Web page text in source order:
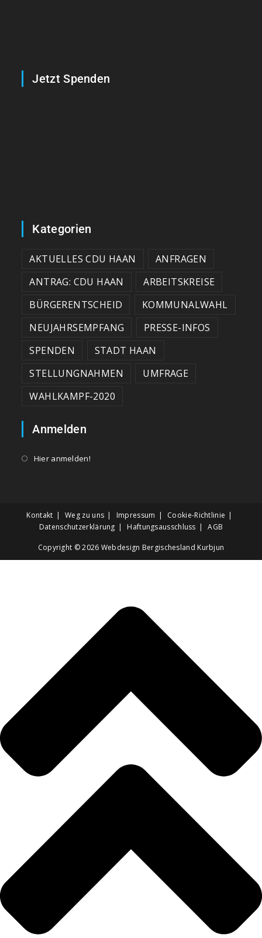
Jetzt Spenden
Kategorien
AKTUELLES CDU HAAN
ANFRAGEN
ANTRAG: CDU HAAN
ARBEITSKREISE
BÜRGERENTSCHEID
KOMMUNALWAHL
NEUJAHRSEMPFANG
PRESSE-INFOS
SPENDEN
STADT HAAN
STELLUNGNAHMEN
UMFRAGE
WAHLKAMPF-2020
Anmelden
Hier anmelden!
Kontakt Weg zu uns Impressum
Cookie-Richtlinie
Datenschutzerklärung
Haftungsausschluss AGB
Copyright © 2026 Webdesign Bergischesland Kurbjun